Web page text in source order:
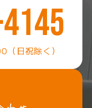
日祝除く）